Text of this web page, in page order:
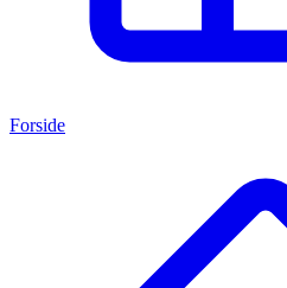
Forside